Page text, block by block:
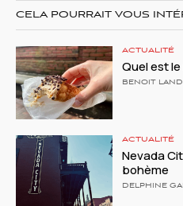
CELA POURRAIT VOUS
ACTUALITÉ
Quel est
BENOIT
ACTUALITÉ
Nevada
bohème
DELPHINE